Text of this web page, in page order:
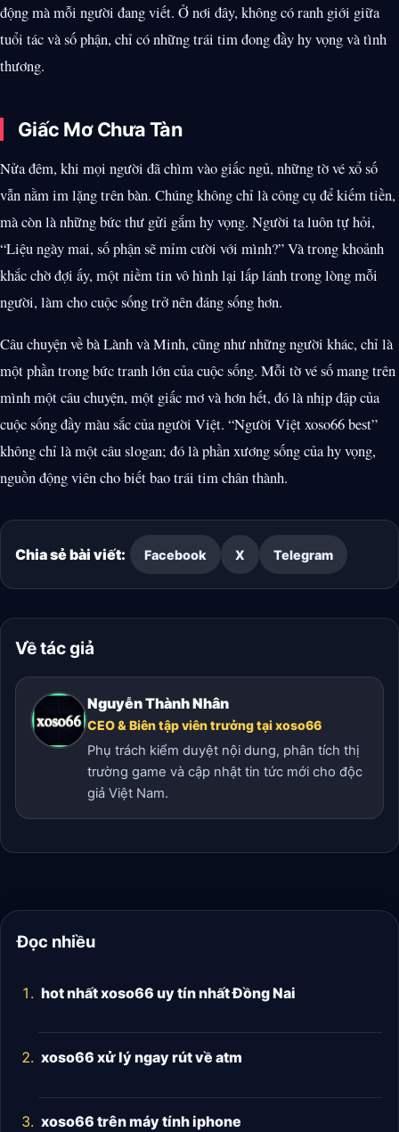
động mà mỗi người đang viết. Ở nơi đây, không có ranh giới giữa
tuổi tác và số phận, chỉ có những trái tim đong đầy hy vọng và tình
thương.
Giấc Mơ Chưa Tàn
Nửa đêm, khi mọi người đã chìm vào giấc ngủ, những tờ vé xổ số
vẫn nằm im lặng trên bàn. Chúng không chỉ là công cụ để kiếm tiền,
mà còn là những bức thư gửi gắm hy vọng. Người ta luôn tự hỏi,
“Liệu ngày mai, số phận sẽ mỉm cười với mình?” Và trong khoảnh
khắc chờ đợi ấy, một niềm tin vô hình lại lấp lánh trong lòng mỗi
người, làm cho cuộc sống trở nên đáng sống hơn.
Câu chuyện về bà Lành và Minh, cũng như những người khác, chỉ là
một phần trong bức tranh lớn của cuộc sống. Mỗi tờ vé số mang trên
mình một câu chuyện, một giấc mơ và hơn hết, đó là nhịp đập của
cuộc sống đầy màu sắc của người Việt. “Người Việt xoso66 best”
không chỉ là một câu slogan; đó là phần xương sống của hy vọng,
nguồn động viên cho biết bao trái tim chân thành.
Chia sẻ bài viết: Facebook X Telegram
Về tác giả
Nguyễn Thành Nhân
CEO & Biên tập viên trưởng tại xoso66
Phụ trách kiểm duyệt nội dung, phân tích thị
trường game và cập nhật tin tức mới cho độc
giả Việt Nam.
Đọc nhiều
hot nhất xoso66 uy tín nhất Đồng Nai
xoso66 xử lý ngay rút về atm
xoso66 trên máy tính iphone